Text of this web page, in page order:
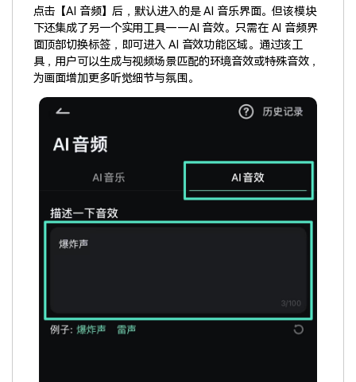
点击【AI 音频】后，默认进入的是 AI 音乐界面。但该模块
下还集成了另一个实用工具——AI 音效。只需在 AI 音频界
面顶部切换标签，即可进入 AI 音效功能区域。通过该工
具，用户可以生成与视频场景匹配的环境音效或特殊音效，
为画面增加更多听觉细节与氛围。